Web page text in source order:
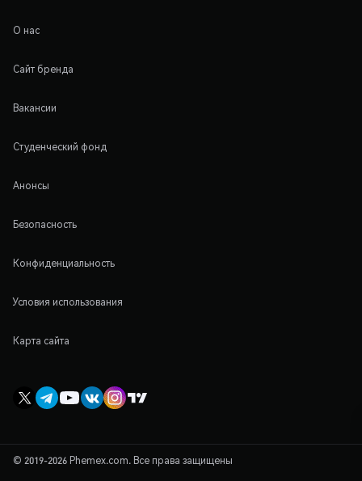
О нас
Сайт бренда
Вакансии
Студенческий фонд
Анонсы
Безопасность
Конфиденциальность
Условия использования
Карта сайта
© 2019-2026 Phemex.com. Все права защищены